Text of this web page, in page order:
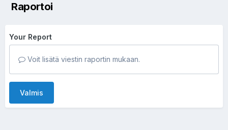
Raportoi
Your Report
Voit lisätä viestin raportin mukaan.
Valmis